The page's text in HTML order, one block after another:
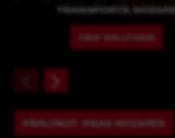
TRANSPORTA NOZARE
VIEW SOLUTIONS
PĀRLŪKOT VISAS NOZARES